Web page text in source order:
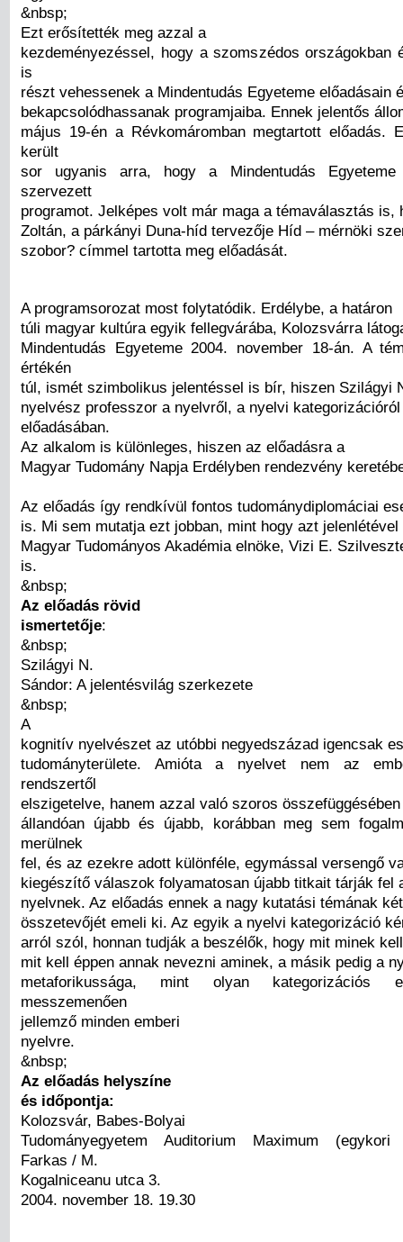
&nbsp;
Ezt erősítették meg azzal a
kezdeményezéssel, hogy a szomszédos országokban
is
részt vehessenek a Mindentudás Egyeteme előadásain
bekapcsolódhassanak programjaiba. Ennek jelentős
május 19-én a Révkomáromban megtartott előadás.
került
sor ugyanis arra, hogy a Mindentudás
szervezett
programot. Jelképes volt már maga a témaválasztás is,
Zoltán, a párkányi Duna-híd tervezője Híd – mérnöki
szobor? címmel tartotta meg előadását.
A programsorozat most folytatódik. Erdélybe, a határon
túli magyar kultúra egyik fellegvárába, Kolozsvárra
Mindentudás Egyeteme 2004. november 18-án. A
értékén
túl, ismét szimbolikus jelentéssel is bír, hiszen Szilágyi
nyelvész professzor a nyelvről, a nyelvi
előadásában.
Az alkalom is különleges, hiszen az előadásra a
Magyar Tudomány Napja Erdélyben rendezvény
Az előadás így rendkívül fontos tudománydiplomáciai
is. Mi sem mutatja ezt jobban, mint hogy azt
Magyar Tudományos Akadémia elnöke, Vizi E.
is.
&nbsp;
Az előadás rövid
ismertetője:
&nbsp;
Szilágyi N.
Sándor: A jelentésvilág szerkezete
&nbsp;
A
kognitív nyelvészet az utóbbi negyedszázad igencsak
tudományterülete. Amióta a nyelvet nem az
rendszertől
elszigetelve, hanem azzal való szoros
állandóan újabb és újabb, korábban meg sem
merülnek
fel, és az ezekre adott különféle, egymással versengő
kiegészítő válaszok folyamatosan újabb titkait tárják fel
nyelvnek. Az előadás ennek a nagy kutatási témának
összetevőjét emeli ki. Az egyik a nyelvi kategorizáció
arról szól, honnan tudják a beszélők, hogy mit minek
mit kell éppen annak nevezni aminek, a másik pedig a
metaforikussága, mint olyan kategorizációs
messzemenően
jellemző minden emberi
nyelvre.
&nbsp;
Az előadás helyszíne
és időpontja:
Kolozsvár, Babes-Bolyai
Tudományegyetem Auditorium Maximum (egykori
Farkas / M.
Kogalniceanu utca 3.
2004. november 18. 19.30